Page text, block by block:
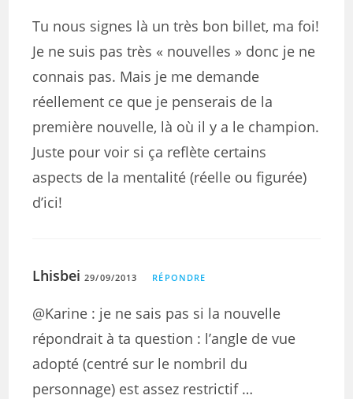
Tu nous signes là un très bon billet, ma foi!
Je ne suis pas très « nouvelles » donc je ne
connais pas. Mais je me demande
réellement ce que je penserais de la
première nouvelle, là où il y a le champion.
Juste pour voir si ça reflète certains
aspects de la mentalité (réelle ou figurée)
d’ici!
Lhisbei 29/09/2013 RÉPONDRE
@Karine : je ne sais pas si la nouvelle
répondrait à ta question : l’angle de vue
adopté (centré sur le nombril du
personnage) est assez restrictif …